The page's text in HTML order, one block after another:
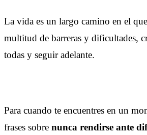
La vida es un largo camino en el
multitud de barreras y dificultades,
todas y seguir adelante.
Para cuando te encuentres en un
frases sobre nunca rendirse ante